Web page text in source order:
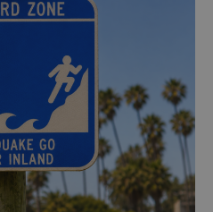
představit. Její příběh je